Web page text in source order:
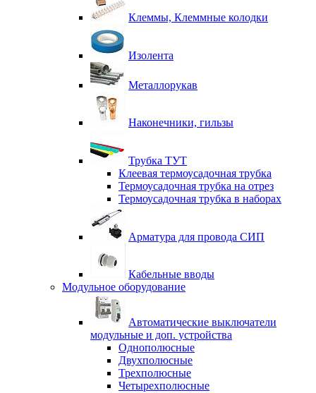
Клеммы, Клеммные колодки
Изолента
Металлорукав
Наконечники, гильзы
Трубка ТУТ
Клеевая термоусадочная трубка
Термоусадочная трубка на отрез
Термоусадочная трубка в наборах
Арматура для провода СИП
Кабельные вводы
Модульное оборудование
Автоматические выключатели
модульные и доп. устройства
Однополюсные
Двухполюсные
Трехполюсные
Четырехполюсные